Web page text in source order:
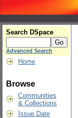
Search DSpace
Advanced Search
Home
Browse
Communities
& Collections
Issue Date